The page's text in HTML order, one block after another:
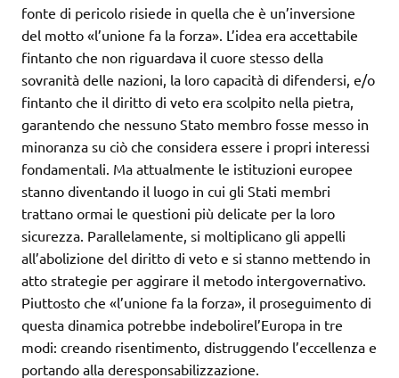
fonte di pericolo risiede in quella che è un’inversione
del motto «l’unione fa la forza». L’idea era accettabile
fintanto che non riguardava il cuore stesso della
sovranità delle nazioni, la loro capacità di difendersi, e/o
fintanto che il diritto di veto era scolpito nella pietra,
garantendo che nessuno Stato membro fosse messo in
minoranza su ciò che considera essere i propri interessi
fondamentali. Ma attualmente le istituzioni europee
stanno diventando il luogo in cui gli Stati membri
trattano ormai le questioni più delicate per la loro
sicurezza. Parallelamente, si moltiplicano gli appelli
all’abolizione del diritto di veto e si stanno mettendo in
atto strategie per aggirare il metodo intergovernativo.
Piuttosto che «l’unione fa la forza», il proseguimento di
questa dinamica potrebbe indebolirel’Europa in tre
modi: creando risentimento, distruggendo l’eccellenza e
portando alla deresponsabilizzazione.